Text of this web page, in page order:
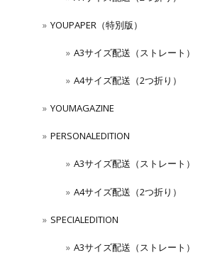
YOUPAPER（特別版）
A3サイズ配送（ストレート）
A4サイズ配送（2つ折り）
YOUMAGAZINE
PERSONALEDITION
A3サイズ配送（ストレート）
A4サイズ配送（2つ折り）
SPECIALEDITION
A3サイズ配送（ストレート）